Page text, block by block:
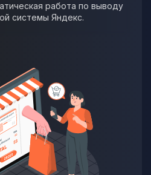
работа по выводу
системы Яндекс.